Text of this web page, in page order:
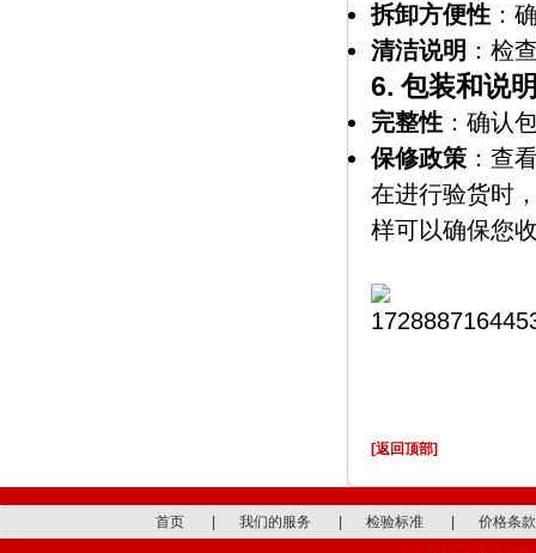
拆卸方便性 ：
清洁说明 ：检
6. 包装和说
完整性 ：确认
保修政策 ：查
在进行验货时
样可以确保您
[返回顶部]
首页 我们的服务 检验标准 价格条款